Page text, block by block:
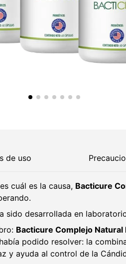
de uso
cuál es la causa, Bacticure
sido desarrollada en
Bacticure Complejo
podido resolver: la
y ayuda al control de la